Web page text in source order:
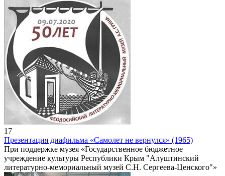
17
Презентация диафильма «Самолет не вернулся» (1965)
При поддержке музея «Государственное бюджетное
учреждение культуры Республики Крым "Алуштинский
литературно-мемориальный музей С.Н. Сергеева-Ценского"»